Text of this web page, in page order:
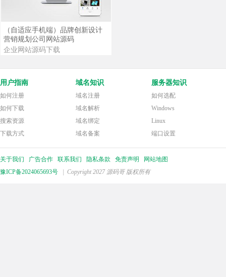
查看详情 查看演示
（自适应手机端）品牌创新设计
营销规划公司网站源码
企业网站源码下载
用户指南
如何注册
如何下载
搜索资源
下载方式
域名知识
域名注册
域名解析
域名绑定
域名备案
服务器知识
如何选配
Windows
Linux
端口设置
关于我们 广告合作 联系我们 隐私条款 免责声明
网站地图
豫ICP备2024065693号
| Copyright 2027 源码哥 版权所有